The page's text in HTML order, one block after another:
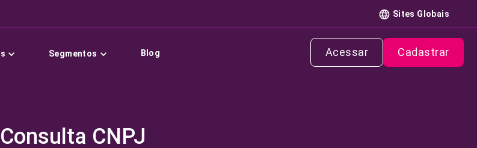
Sites Globais
Segmentos Blog Acessar Cadastrar
Consulta CNPJ